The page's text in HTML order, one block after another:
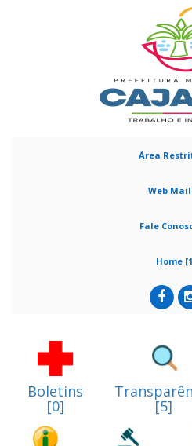
Área
Web Mail
Fale
Home
Boletins
[0] [5]